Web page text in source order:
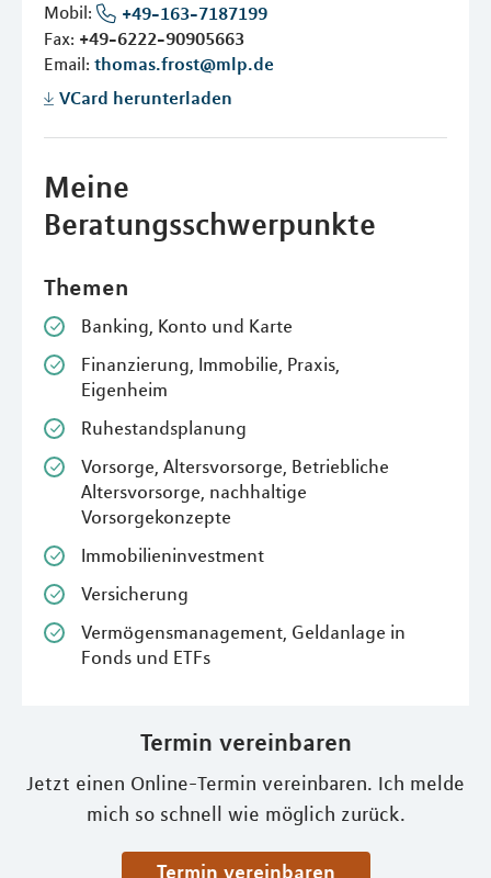
Mobil:
+49-163-7187199
Fax: +49-6222-90905663
Email: thomas.frost@mlp.de
VCard herunterladen
Meine
Beratungsschwerpunkte
Themen
Banking, Konto und Karte
Finanzierung, Immobilie, Praxis,
Eigenheim
Ruhestandsplanung
Vorsorge, Altersvorsorge, Betriebliche
Altersvorsorge, nachhaltige
Vorsorgekonzepte
Immobilieninvestment
Versicherung
Vermögensmanagement, Geldanlage in
Fonds und ETFs
Termin vereinbaren
Jetzt einen Online-Termin vereinbaren. Ich melde
mich so schnell wie möglich zurück.
Termin vereinbaren